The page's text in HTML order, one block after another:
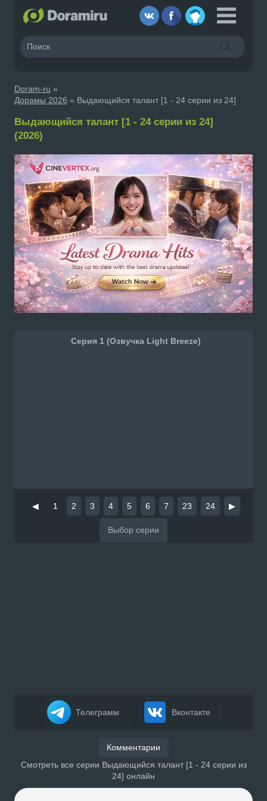
Doram-ru »
Дорамы 2026 » Выдающийся талант [1 - 24 серии из 24]
Выдающийся талант [1 - 24 серии из 24]
(2026)
Серия 1 (Озвучка Light Breeze)
◀ 1 2 3 4 5 6 7 23 24 ▶
Телеграмм Вконтакте
Комментарии
Смотреть все серии Выдающийся талант [1 - 24 серии из
24] онлайн